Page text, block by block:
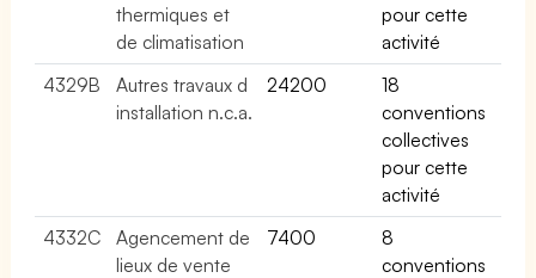
thermiques et
de climatisation
pour cette
activité
4329B
Autres travaux d
installation n.c.a.
24200
18
conventions
collectives
pour cette
activité
4332C
Agencement de
lieux de vente
7400
8
conventions